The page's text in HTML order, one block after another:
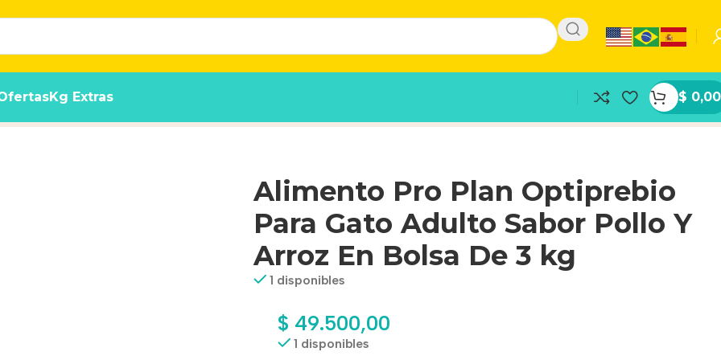
Kg Extras $ 0,00
Sabor Pollo Y Arroz En Bolsa De 3 kg
Alimento Pro Plan Optiprebio
Para Gato Adulto Sabor Pollo Y
Arroz En Bolsa De 3 kg
1 disponibles
$ 49.500,00
1 disponibles